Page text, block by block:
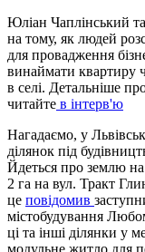
Юліан Чаплінський
на тому, як людей
для провадження
винаймати квартиру
в селі. Детальніше
читайте в інтерв'ю
Нагадаємо, у
ділянок під
Йдеться про землю
2 га на вул. Тракт
це повідомив
містобудування
ці та інші ділянки у
модульне житло для